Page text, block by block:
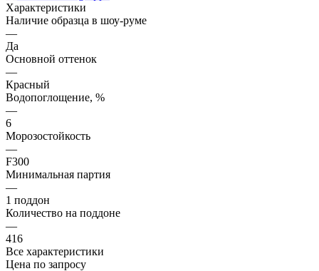
Характеристики
Наличие образца в шоу-руме
—
Да
Основной оттенок
—
Красный
Водопоглощение, %
—
6
Морозостойкость
—
F300
Минимальная партия
—
1 поддон
Количество на поддоне
—
416
Все характеристики
Цена по запросу